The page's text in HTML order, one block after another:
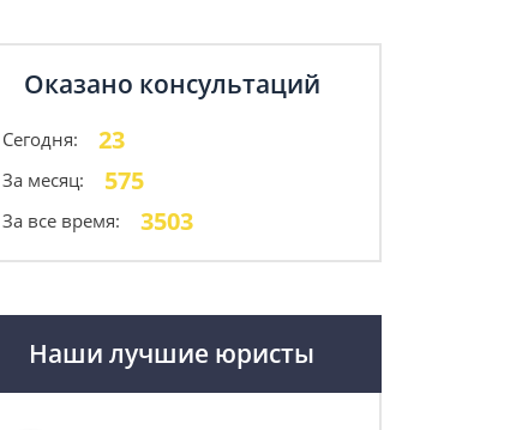
Оказано консультаций
Сегодня: 23
За месяц: 575
За все время: 3503
Наши лучшие юристы